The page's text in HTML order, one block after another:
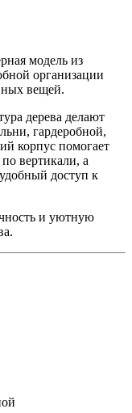
модель из
организации
вещей.
дерева делают
гардеробной,
корпус помогает
вертикали, а
доступ к
и уютную